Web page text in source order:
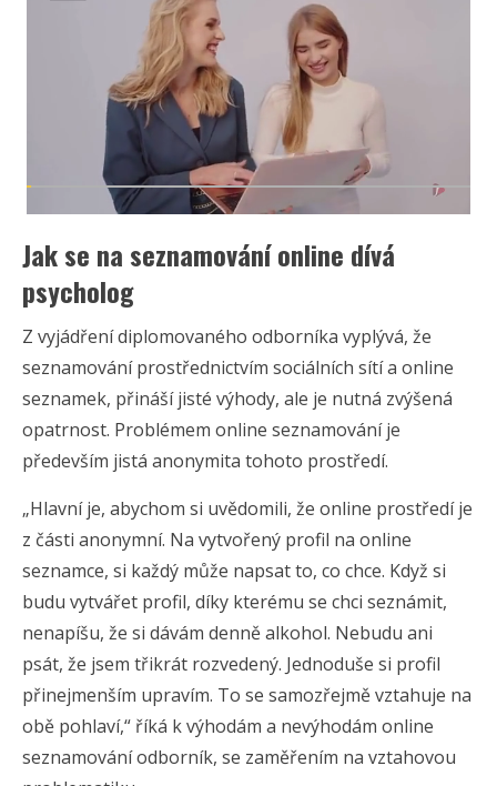
Jak se na seznamování online dívá
psycholog
Z vyjádření diplomovaného odborníka vyplývá, že
seznamování prostřednictvím sociálních sítí a online
seznamek, přináší jisté výhody, ale je nutná zvýšená
opatrnost. Problémem online seznamování je
především jistá anonymita tohoto prostředí.
„Hlavní je, abychom si uvědomili, že online prostředí je
z části anonymní. Na vytvořený profil na online
seznamce, si každý může napsat to, co chce. Když si
budu vytvářet profil, díky kterému se chci seznámit,
nenapíšu, že si dávám denně alkohol. Nebudu ani
psát, že jsem třikrát rozvedený. Jednoduše si profil
přinejmenším upravím. To se samozřejmě vztahuje na
obě pohlaví,“ říká k výhodám a nevýhodám online
seznamování odborník, se zaměřením na vztahovou